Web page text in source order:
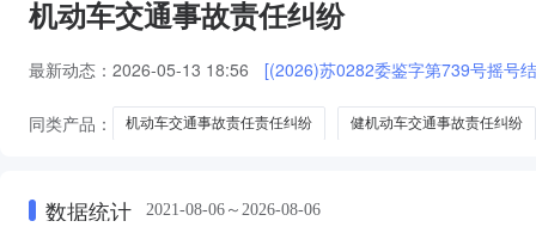
机动车交通事故责任纠纷
最新动态： 2026-05-13 18:56 [(2026)苏0282委鉴字第739号摇号
同类产品： 机动车交通事故责任责任纠纷 健机动车交通事故责任纠纷
数据统计 2021-08-06～2026-08-06